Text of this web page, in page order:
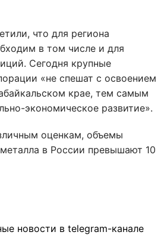
что для региона
в том числе и для
Сегодня крупные
«не спешат с освоением
крае, тем самым
экономическое развитие».
оценкам, объемы
в России превышают 10
новости в telegram-канале